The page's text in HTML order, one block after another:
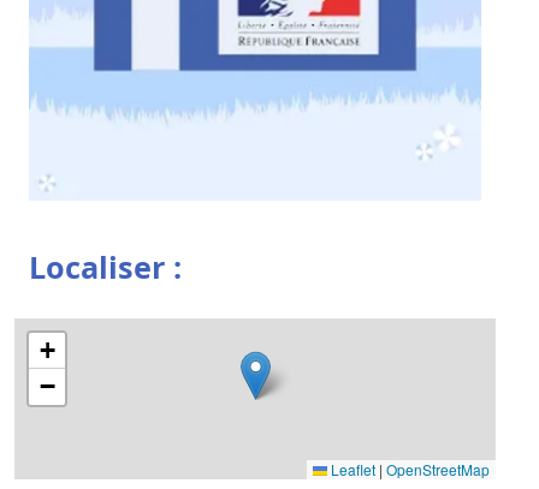
Localiser :
+
−
Leaflet | OpenStreetMap